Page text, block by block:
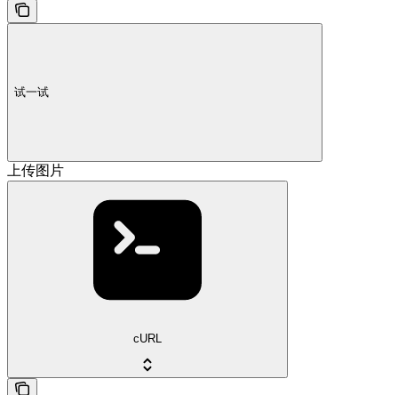
试一试
上传图片
cURL